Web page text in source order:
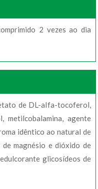
2 vezes ao dia
de DL-aIfa-tocoferol,
metilcobalamina, agente
idêntico ao natural de
magnésio e dióxido de
glicosídeos de